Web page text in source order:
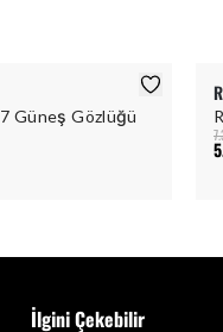
Güneş Gözlüğü
İlgini Çekebilir